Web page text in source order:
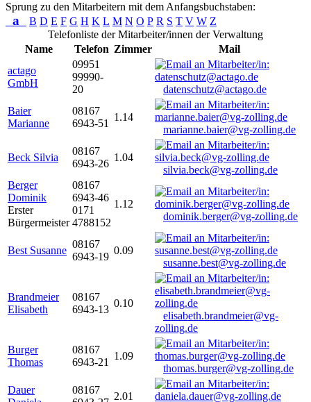
Sprung zu den Mitarbeitern mit dem Anfangsbuchstaben:
a B D E F G H K L M N O P R S T V W Z
Telefonliste der Mitarbeiter/innen der Verwaltung
Name
Telefon Zimmer
Mail
actago
GmbH
09951
99990-
20
datenschutz@actago.de
Baier
Marianne
08167
6943-51
1.14
marianne.baier@vg-zolling.de
Beck Silvia
08167
6943-26
1.04
silvia.beck@vg-zolling.de
Berger
Dominik
Erster
Bürgermeister
08167
6943-46
0171
4788152
1.12
dominik.berger@vg-zolling.de
Best Susanne
08167
6943-19
0.09
susanne.best@vg-zolling.de
Brandmeier
Elisabeth
08167
6943-13
0.10
elisabeth.brandmeier@vg-
zolling.de
Burger
Thomas
08167
6943-21
1.09
thomas.burger@vg-zolling.de
Dauer
08167
2.01